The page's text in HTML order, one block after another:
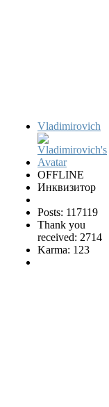
Vladimirovich
OFFLINE
Инквизитор
Posts: 117119
Thank you
received: 2714
Karma: 123